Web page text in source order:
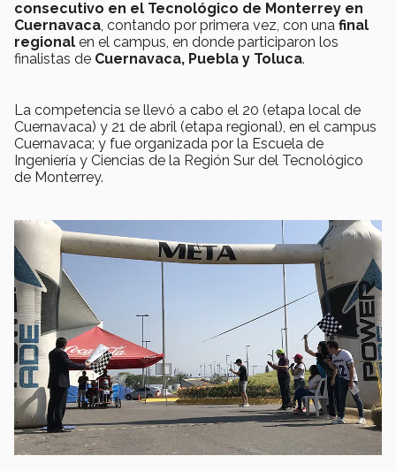
consecutivo en el Tecnológico de Monterrey en
Cuernavaca , contando por primera vez, con una final
regional en el campus, en donde participaron los
finalistas de Cuernavaca, Puebla y Toluca.
La competencia se llevó a cabo el 20 (etapa local de
Cuernavaca) y 21 de abril (etapa regional), en el campus
Cuernavaca; y fue organizada por la Escuela de
Ingeniería y Ciencias de la Región Sur del Tecnológico
de Monterrey.